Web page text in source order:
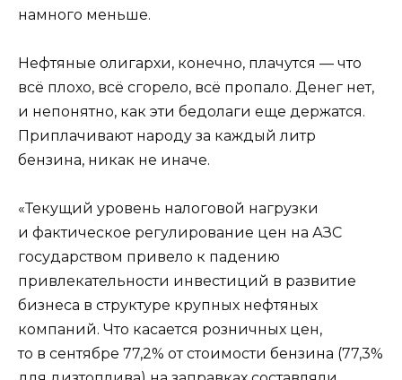
намного меньше.
Нефтяные олигархи, конечно, плачутся — что
всё плохо, всё сгорело, всё пропало. Денег нет,
и непонятно, как эти бедолаги еще держатся.
Приплачивают народу за каждый литр
бензина, никак не иначе.
«Текущий уровень налоговой нагрузки
и фактическое регулирование цен на АЗС
государством привело к падению
привлекательности инвестиций в развитие
бизнеса в структуре крупных нефтяных
компаний. Что касается розничных цен,
то в сентябре 77,2% от стоимости бензина (77,3%